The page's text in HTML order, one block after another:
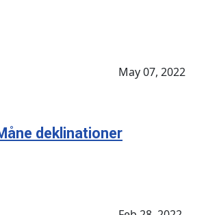
May 07, 2022
deklinationer